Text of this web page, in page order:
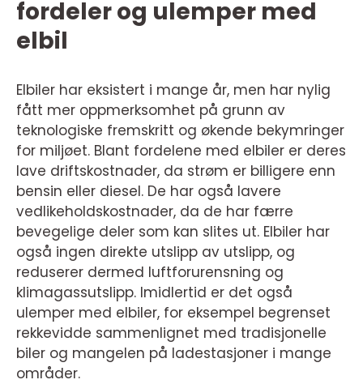
fordeler og ulemper med
elbil
Elbiler har eksistert i mange år, men har nylig
fått mer oppmerksomhet på grunn av
teknologiske fremskritt og økende bekymringer
for miljøet. Blant fordelene med elbiler er deres
lave driftskostnader, da strøm er billigere enn
bensin eller diesel. De har også lavere
vedlikeholdskostnader, da de har færre
bevegelige deler som kan slites ut. Elbiler har
også ingen direkte utslipp av utslipp, og
reduserer dermed luftforurensning og
klimagassutslipp. Imidlertid er det også
ulemper med elbiler, for eksempel begrenset
rekkevidde sammenlignet med tradisjonelle
biler og mangelen på ladestasjoner i mange
områder.